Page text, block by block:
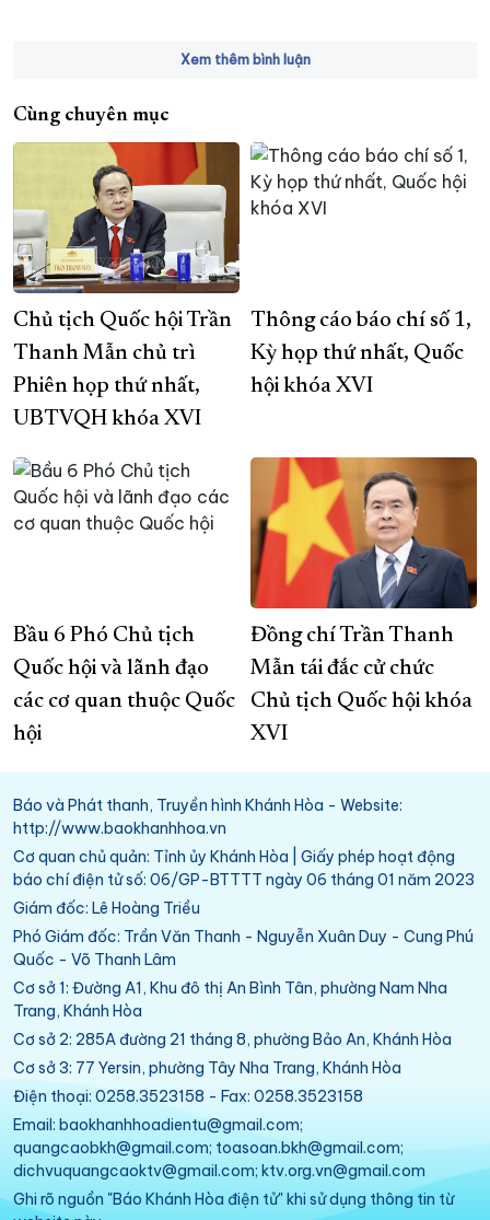
Xem thêm bình luận
Cùng chuyên mục
Chủ tịch Quốc hội Trần
Thanh Mẫn chủ trì
Phiên họp thứ nhất,
UBTVQH khóa XVI
Thông cáo báo chí số 1,
Kỳ họp thứ nhất, Quốc
hội khóa XVI
Bầu 6 Phó Chủ tịch
Quốc hội và lãnh đạo
các cơ quan thuộc Quốc
hội
Đồng chí Trần Thanh
Mẫn tái đắc cử chức
Chủ tịch Quốc hội khóa
XVI
Báo và Phát thanh, Truyền hình Khánh Hòa - Website:
http://www.baokhanhhoa.vn
Cơ quan chủ quản: Tỉnh ủy Khánh Hòa | Giấy phép hoạt động
báo chí điện tử số: 06/GP-BTTTT ngày 06 tháng 01 năm 2023
Giám đốc: Lê Hoàng Triều
Phó Giám đốc: Trần Văn Thanh - Nguyễn Xuân Duy - Cung Phú
Quốc - Võ Thanh Lâm
Cơ sở 1: Đường A1, Khu đô thị An Bình Tân, phường Nam Nha
Trang, Khánh Hòa
Cơ sở 2: 285A đường 21 tháng 8, phường Bảo An, Khánh Hòa
Cơ sở 3: 77 Yersin, phường Tây Nha Trang, Khánh Hòa
Điện thoại: 0258.3523158 - Fax: 0258.3523158
Email: baokhanhhoadientu@gmail.com;
quangcaobkh@gmail.com; toasoan.bkh@gmail.com;
dichvuquangcaoktv@gmail.com; ktv.org.vn@gmail.com
Ghi rõ nguồn "Báo Khánh Hòa điện tử" khi sử dụng thông tin từ